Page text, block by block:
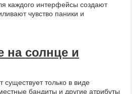
каждого интерфейсы создают
чувство паники и
на солнце и
существует только в виде
бандиты и другие атрибуты